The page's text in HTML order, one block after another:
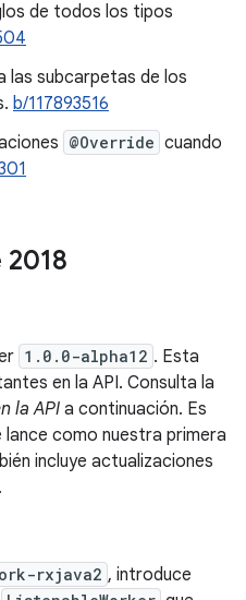
de todos los tipos
las subcarpetas de los
b/117893516
@Override cuando
1.0.0-alpha12 . Esta
en la API. Consulta la
la API a continuación. Es
como nuestra primera
incluye actualizaciones
rxjava2 , introduce